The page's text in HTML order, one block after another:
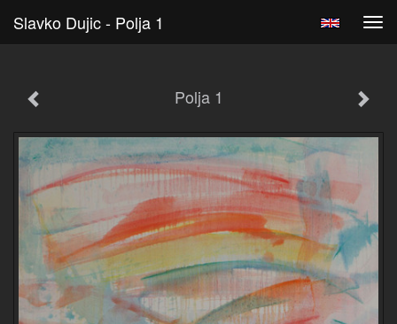
Slavko Dujic - Polja 1
Polja 1